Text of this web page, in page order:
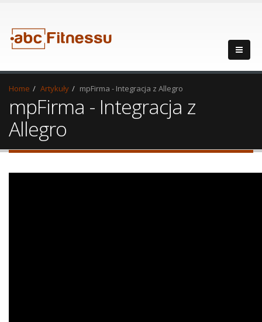
Home Artykuły mpFirma - Integracja z Allegro
mpFirma - Integracja z
Allegro